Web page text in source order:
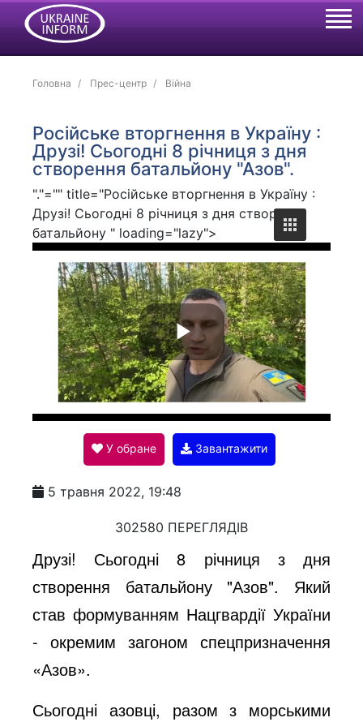
Головна Прес-центр Війна
Російське вторгнення в Україну :
Друзі! Сьогодні 8 річниця з дня
створення батальйону "Азов".
"."="" title="Російське вторгнення в Україну :
Друзі! Сьогодні 8 річниця з дня створення
батальйону " loading="lazy">
P
l
a
y
V
i
d
У обране Завантажити
5 травня 2022, 19:48
302580 ПЕРЕГЛЯДІВ
Друзі! Сьогодні 8 річниця з дня
створення батальйону "Азов". Який
став формуванням Нацгвардії України
- окремим загоном спецпризначення
«Азов».
Сьогодні азовці, разом з морськими